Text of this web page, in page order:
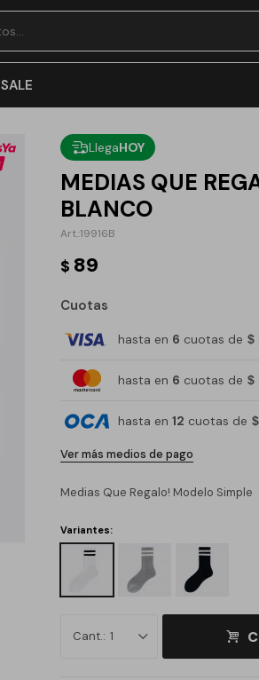
SALE
LlegaHOY
MEDIAS QUE
BLANCO
19916B
$ 89
Cuotas
hasta en 6 cuotas de $
hasta en 6 cuotas de $
hasta en 12 cuotas de
Ver más medios de pago
Medias Que Regalo! Modelo Simple
Variantes:
1